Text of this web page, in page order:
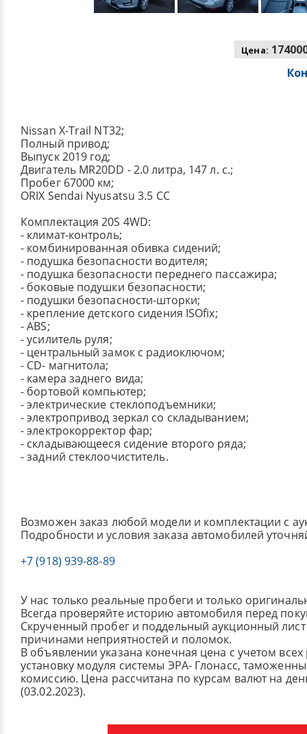
Цена:
Nissan X-Trail NT32;
Полный привод;
Выпуск 2019 год;
Двигатель MR20DD - 2.0 литра, 147 л. с.;
Пробег 67000 км;
ORIX Sendai Nyusatsu 3.5 CC
Комплектация 20S 4WD:
- климат-контроль;
- комбинированная обивка сидений;
- подушка безопасности водителя;
- подушка безопасности переднего пассажира;
- боковые подушки безопасности;
- подушки безопасности-шторки;
- крепление детского сидения ISOfix;
- ABS;
- усилитель руля;
- центральный замок с радиоключом;
- CD- магнитола;
- камера заднего вида;
- бортовой компьютер;
- электрические стеклоподъемники;
- электропривод зеркал со складыванием;
- электрокорректор фар;
- складывающееся сидение второго ряда;
- задний стеклоочиститель.
Возможен заказ любой модели и комплектации с
Подробности и условия заказа автомобилей
+7 (918) 939-88-89
У нас только реальные пробеги и только
Всегда проверяйте историю автомобиля перед
Скрученный пробег и поддельный аукционный лист
причинами неприятностей и поломок.
В объявлении указана конечная цена с учетом
установку модуля системы ЭРА- Глонасс,
комиссию. Цена рассчитана по курсам валют на
(03.02.2023).